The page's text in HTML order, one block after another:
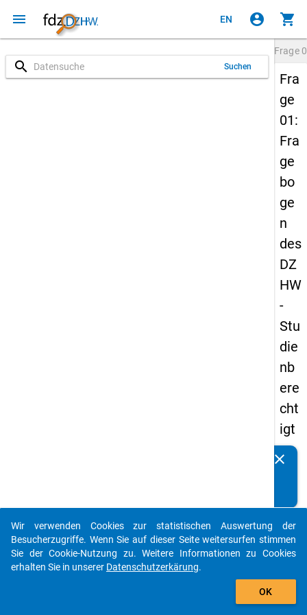
menu EN account_circle shopping_cart
search Suchen
Frage
Fra
ge
01:
Fra
ge
bo
ge
n
des
DZ
HW
-
Stu
die
nb
ere
cht
igt
en
s
20
15
clear
auto_stories
add_shopping_cart
Wir verwenden Cookies zur statistischen Auswertung der
Besucherzugriffe. Wenn Sie auf dieser Seite weitersurfen stimmen
Sie der Cookie-Nutzung zu. Weitere Informationen zu Cookies
erhalten Sie in unserer Datenschutzerkärung.
OK